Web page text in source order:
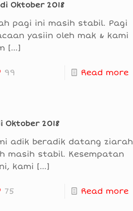
Oktober 2018
pagi ini masih stabil. Pagi
yasiin oleh mak & kami
[…]
99 Read more
Oktober 2018
adik beradik datang ziarah
masih stabil. Kesempatan
kami […]
75 Read more